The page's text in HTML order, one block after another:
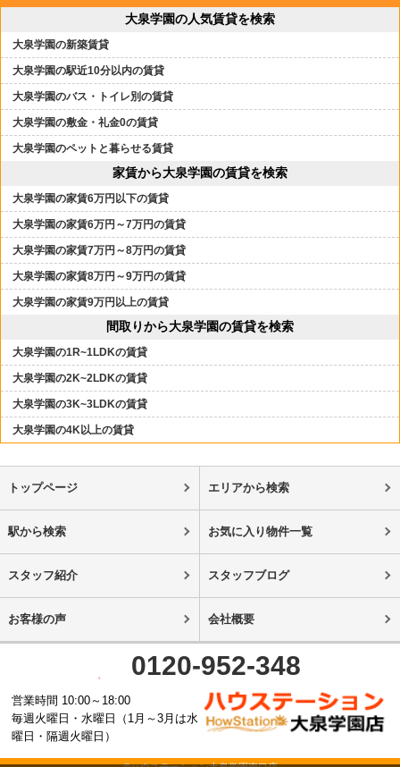
大泉学園の人気賃貸を検索
大泉学園の新築賃貸
大泉学園の駅近10分以内の賃貸
大泉学園のバス・トイレ別の賃貸
大泉学園の敷金・礼金0の賃貸
大泉学園のペットと暮らせる賃貸
家賃から大泉学園の賃貸を検索
大泉学園の家賃6万円以下の賃貸
大泉学園の家賃6万円～7万円の賃貸
大泉学園の家賃7万円～8万円の賃貸
大泉学園の家賃8万円～9万円の賃貸
大泉学園の家賃9万円以上の賃貸
間取りから大泉学園の賃貸を検索
大泉学園の1R~1LDKの賃貸
大泉学園の2K~2LDKの賃貸
大泉学園の3K~3LDKの賃貸
大泉学園の4K以上の賃貸
トップページ エリアから検索
駅から検索 お気に入り物件一覧
スタッフ紹介 スタッフブログ
お客様の声 会社概要
0120-952-348
営業時間 10:00～18:00
毎週火曜日・水曜日（1月～3月は水
曜日・隔週火曜日）